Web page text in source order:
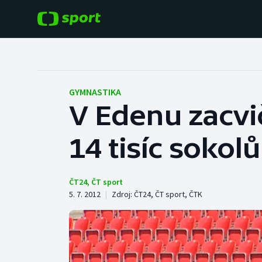
Hokej
Tenis
Cyklistika
Baseball a softbal
Basketbal
Boby a skeleton
Box
GYMNASTIKA
V Edenu
14 tisíc sokolů
ČT24, ČT sport
5. 7. 2012 | Zdroj: ČT24, ČT sport, ČTK